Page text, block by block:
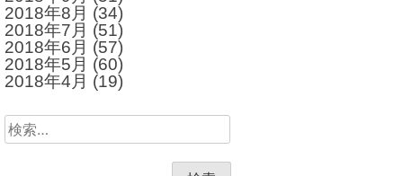
2018年8月 (34)
2018年7月 (51)
2018年6月 (57)
2018年5月 (60)
2018年4月 (19)
検
索: